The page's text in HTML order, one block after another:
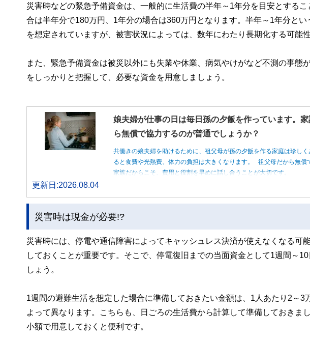
災害時などの緊急予備資金は、一般的に生活費の半年～1年分を目安とする
合は半年分で180万円、1年分の場合は360万円となります。半年～1年分と
を想定されていますが、被害状況によっては、数年にわたり長期化する可能
また、緊急予備資金は被災以外にも失業や休業、病気やけがなど不測の事態
をしっかりと把握して、必要な資金を用意しましょう。
娘夫婦が仕事の日は毎日孫の夕飯を作っています。
ら無償で協力するのが普通でしょうか？
共働きの娘夫婦を助けるために、祖父母が孫の夕飯を作る家庭は珍し
ると食費や光熱費、体力の負担は大きくなります。 祖父母だから無償
家族だからこそ、費用と役割を早めに話し合うことが大切です。
更新日:2026.08.04
災害時は現金が必要!?
災害時には、停電や通信障害によってキャッシュレス決済が使えなくなる可
しておくことが重要です。そこで、停電復旧までの当面資金として1週間～
しょう。
1週間の避難生活を想定した場合に準備しておきたい金額は、1人あたり2～3
よって異なります。こちらも、日ごろの生活費から計算して準備しておきま
小額で用意しておくと便利です。